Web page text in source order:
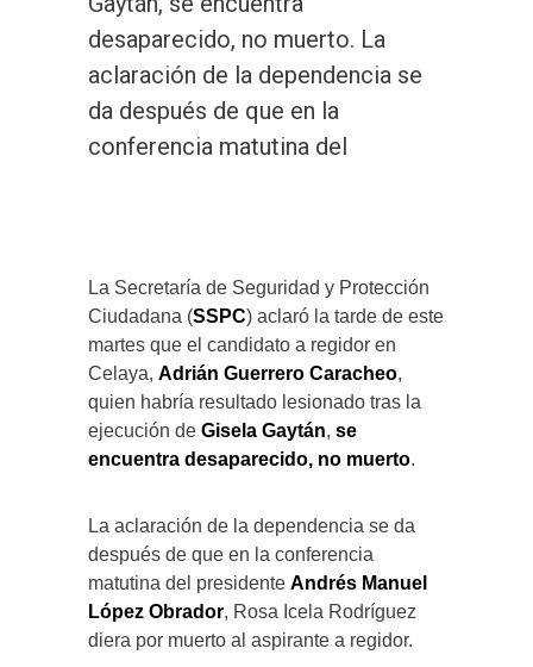
desaparecido, no muerto. La
aclaración de la dependencia se
da después de que en la
conferencia matutina del
La Secretaría de Seguridad y Protección
Ciudadana (SSPC) aclaró la tarde de este
martes que el candidato a regidor en
Celaya, Adrián Guerrero Caracheo,
quien habría resultado lesionado tras la
ejecución de Gisela Gaytán, se
encuentra desaparecido, no muerto.
La aclaración de la dependencia se da
después de que en la conferencia
matutina del presidente Andrés Manuel
López Obrador, Rosa Icela Rodríguez
diera por muerto al aspirante a regidor.